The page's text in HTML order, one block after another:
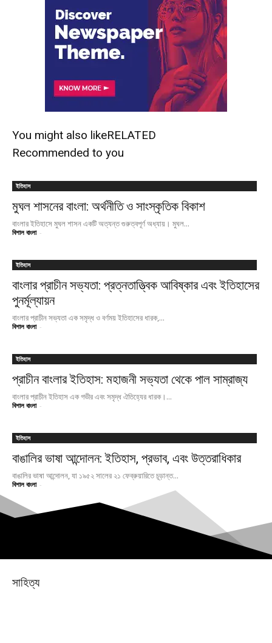
You might also likeRELATED
Recommended to you
ইতিহাস
মুঘল শাসনের বাংলা: অর্থনীতি ও সাংস্কৃতিক বিকাশ
বাংলার ইতিহাসে মুঘল শাসন একটি অত্যন্ত গুরুত্বপূর্ণ অধ্যায়। মুঘল...
বিশাল বাংলা -
ইতিহাস
বাংলার প্রাচীন সভ্যতা: প্রত্নতাত্ত্বিক আবিষ্কার এবং ইতিহাসের
পুনর্মূল্যায়ন
বাংলার প্রাচীন সভ্যতা এক সমৃদ্ধ ও বর্ণময় ইতিহাসের ধারক,...
বিশাল বাংলা -
ইতিহাস
প্রাচীন বাংলার ইতিহাস: মহাজনী সভ্যতা থেকে পাল সাম্রাজ্য
বাংলার প্রাচীন ইতিহাস এক গভীর এবং সমৃদ্ধ ঐতিহ্যের ধারক।...
বিশাল বাংলা -
ইতিহাস
বাঙালির ভাষা আন্দোলন: ইতিহাস, প্রভাব, এবং উত্তরাধিকার
বাঙালির ভাষা আন্দোলন, যা ১৯৫২ সালের ২১ ফেব্রুয়ারিতে চূড়ান্ত...
বিশাল বাংলা -
সাহিত্য